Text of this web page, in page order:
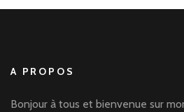
A PROPOS
Bonjour à tous et bienvenue sur